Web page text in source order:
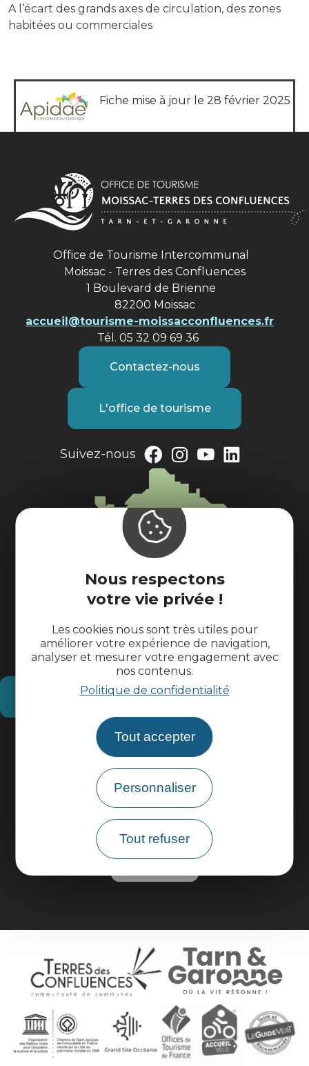
Nous respectons
votre vie privée !
Les cookies nous sont très utiles pour
améliorer votre expérience de navigation,
analyser et mesurer votre engagement avec
nos contenus.
Politique de confidentialité
Tout accepter
Personnaliser
Tout refuser
A l’écart des grands axes de circulation, des zones
habitées ou commerciales
Fiche mise à jour le 28 février 2025
Office de Tourisme Intercommunal
Moissac - Terres des Confluences
1 Boulevard de Brienne
82200 Moissac
accueil@tourisme-moissacconfluences.fr
Tél. 05 32 09 69 36
Contactez-nous
L'office de tourisme
Suivez-nous
Comment venir ?
Informations pratiques
Espace pros
Espace groupes